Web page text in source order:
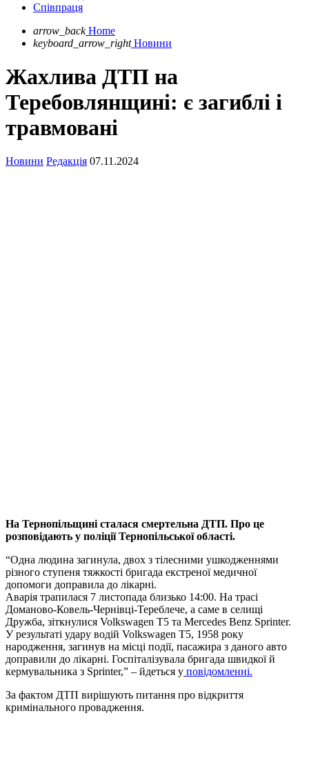
Співпраця
arrow_back Home
keyboard_arrow_right Новини
Жахлива ДТП на
Теребовлянщині: є загиблі і
травмовані
Новини Редакція 07.11.2024
На Тернопільщині сталася смертельна ДТП. Про це
розповідають у поліції Тернопільської області.
“Одна людина загинула, двох з тілесними ушкодженнями
різного ступеня тяжкості бригада екстреної медичної
допомоги доправила до лікарні.
Аварія трапилася 7 листопада близько 14:00. На трасі
Доманово-Ковель-Чернівці-Тереблече, а саме в селищі
Дружба, зіткнулися Volkswagen T5 та Mercedes Benz Sprinter.
У результаті удару водій Volkswagen T5, 1958 року
народження, загинув на місці події, пасажира з даного авто
доправили до лікарні. Госпіталізувала бригада швидкої й
кермувальника з Sprinter,” – йдеться у повідомленні.
За фактом ДТП вирішують питання про відкриття
кримінального провадження.